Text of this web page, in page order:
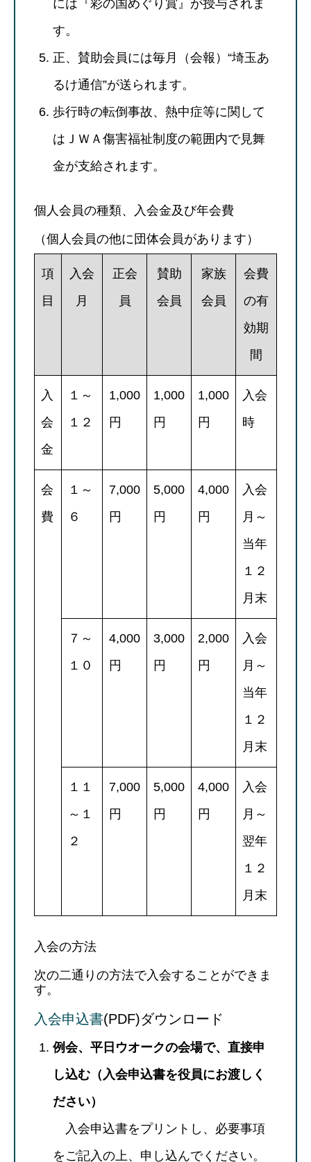
には『彩の国めぐり賞』が授与されま
す。
正、賛助会員には毎月（会報）“埼玉あ
るけ通信”が送られます。
歩行時の転倒事故、熱中症等に関して
はＪＷＡ傷害福祉制度の範囲内で見舞
金が支給されます。
個人会員の種類、入会金及び年会費
（個人会員の他に団体会員があります）
項
目
入会
月
正会
員
賛助
会員
家族
会員
会費
の有
効期
間
入
会
金
１～
１２
1,000
円
1,000
円
1,000
円
入会
時
会
費
１～
６
7,000
円
5,000
円
4,000
円
入会
月～
当年
１２
月末
７～
１０
4,000
円
3,000
円
2,000
円
入会
月～
当年
１２
月末
１１
～１
２
7,000
円
5,000
円
4,000
円
入会
月～
翌年
１２
月末
入会の方法
次の二通りの方法で入会することができま
す。
入会申込書(PDF)ダウンロード
例会、平日ウオークの会場で、直接申
し込む（入会申込書を役員にお渡しく
ださい）
入会申込書をプリントし、必要事項
をご記入の上、申し込んでください。